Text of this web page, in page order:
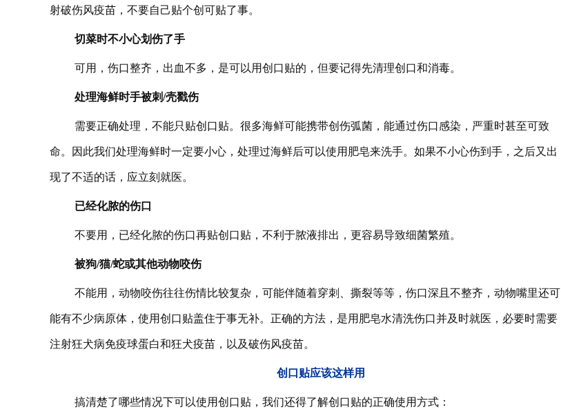
射破伤风疫苗，不要自己贴个创可贴了事。
切菜时不小心划伤了手
可用，伤口整齐，出血不多，是可以用创口贴的，但要记得先清理创口和消毒。
处理海鲜时手被刺/壳戳伤
需要正确处理，不能只贴创口贴。很多海鲜可能携带创伤弧菌，能通过伤口感染，严重时甚至可致
命。因此我们处理海鲜时一定要小心，处理过海鲜后可以使用肥皂来洗手。如果不小心伤到手，之后又出
现了不适的话，应立刻就医。
已经化脓的伤口
不要用，已经化脓的伤口再贴创口贴，不利于脓液排出，更容易导致细菌繁殖。
被狗/猫/蛇或其他动物咬伤
不能用，动物咬伤往往伤情比较复杂，可能伴随着穿刺、撕裂等等，伤口深且不整齐，动物嘴里还可
能有不少病原体，使用创口贴盖住于事无补。正确的方法，是用肥皂水清洗伤口并及时就医，必要时需要
注射狂犬病免疫球蛋白和狂犬疫苗，以及破伤风疫苗。
创口贴应该这样用
搞清楚了哪些情况下可以使用创口贴，我们还得了解创口贴的正确使用方式：